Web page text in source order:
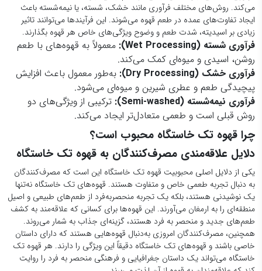
چرا قهوه تک خاستگاه محبوب است؟
دلایل علاقه‌مندی مصرف‌کنندگان به قهوه تک خاستگاه
یکی از دلایل اصلی محبوبیت قهوه تک خاستگاه این است که مصرف‌کنندگان
به دنبال تجربه طعمی خاص و متفاوت هستند. قهوه‌های تک خاستگاه نه‌تنها
یک نوشیدنی هستند، بلکه یک تجربه منحصربه‌فرد از طعم‌های طبیعی و اصیل
منطقه‌ای را به ارمغان می‌آورند. این قهوه‌ها برای کسانی که علاقه‌مند به کشف
طعم‌های جدید و منحصر به فرد هستند، گزینه‌ای جذاب به شمار می‌روند.
همچنین، مصرف‌کنندگان امروزی به‌دنبال قهوه‌هایی هستند که دارای داستان
خاصی باشند و قهوه‌های تک خاستگاه دقیقاً این ویژگی را دارند. هر قهوه تک
خاستگاه می‌تواند یک داستان جغرافیایی و فرهنگی منحصر به فرد را روایت
کند که علاقه‌مندان به قهوه از آن لذت می‌برند.
ویژگی‌های خاص قهوه تک خاستگاه که آن را از سایر
انواع قهوه متمایز می‌کند
طعم و عطر منحصر به فرد:هر قهوه تک خاستگاه ویژگی‌های
خاص خود را دارد که آن را از دیگر انواع قهوه متمایز می‌کند. این
ویژگی‌ها از عوامل طبیعی مانند خاک، اقلیم و فرآوری ناشی
می‌شوند.
فرآیند تولید با دقت بالا:تولید قهوه‌های تک خاستگاه معمولاً
به‌دقت انجام می‌شود و کشاورزان و تولیدکنندگان به‌طور خاص به